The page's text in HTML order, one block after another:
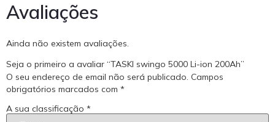
Avaliações
Ainda não existem avaliações.
Seja o primeiro a avaliar “TASKI swingo 5000 Li-ion 200Ah”
O seu endereço de email não será publicado. Campos
obrigatórios marcados com *
A sua classificação *